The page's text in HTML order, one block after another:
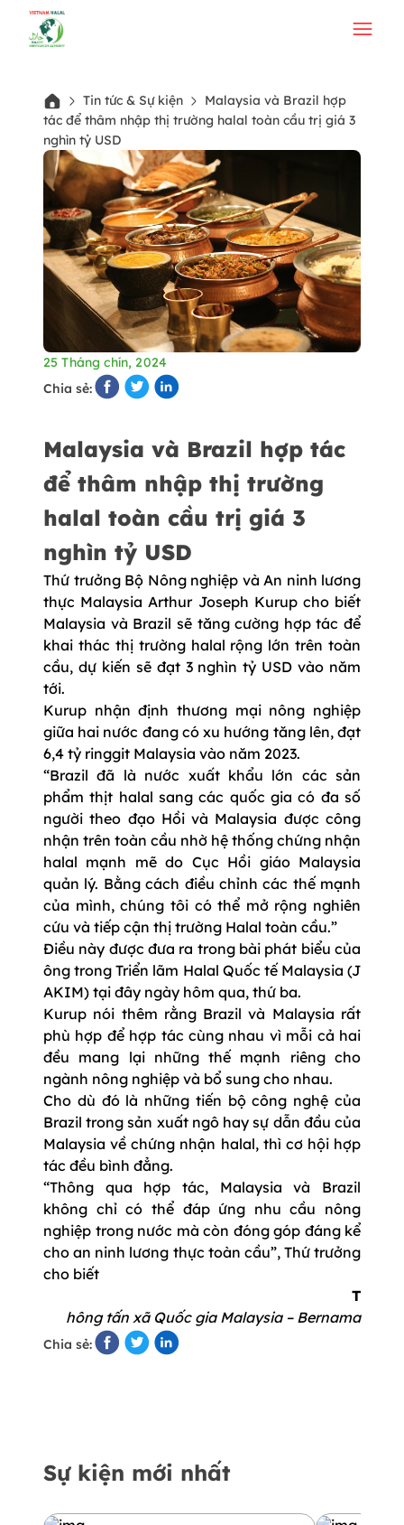
Tin tức & Sự kiện
Malaysia và Brazil hợp
tác để thâm nhập thị trường halal toàn cầu trị giá 3
nghìn tỷ USD
25 Tháng chín, 2024
Chia sẻ:
Malaysia và Brazil hợp tác
để thâm nhập thị trường
halal toàn cầu trị giá 3
nghìn tỷ USD
Thứ trưởng Bộ Nông nghiệp và An ninh lương
thực Malaysia Arthur Joseph Kurup cho biết
Malaysia và Brazil sẽ tăng cường hợp tác để
khai thác thị trường halal rộng lớn trên toàn
cầu, dự kiến sẽ đạt 3 nghìn tỷ USD vào năm
tới.
Kurup nhận định thương mại nông nghiệp
giữa hai nước đang có xu hướng tăng lên, đạt
6,4 tỷ ringgit Malaysia vào năm 2023.
“Brazil đã là nước xuất khẩu lớn các sản
phẩm thịt halal sang các quốc gia có đa số
người theo đạo Hồi và Malaysia được công
nhận trên toàn cầu nhờ hệ thống chứng nhận
halal mạnh mẽ do Cục Hồi giáo Malaysia
quản lý. Bằng cách điều chỉnh các thế mạnh
của mình, chúng tôi có thể mở rộng nghiên
cứu và tiếp cận thị trường Halal toàn cầu.”
Điều này được đưa ra trong bài phát biểu của
ông trong Triển lãm Halal Quốc tế Malaysia (J
AKIM) tại đây ngày hôm qua, thứ ba.
Kurup nói thêm rằng Brazil và Malaysia rất
phù hợp để hợp tác cùng nhau vì mỗi cả hai
đều mang lại những thế mạnh riêng cho
ngành nông nghiệp và bổ sung cho nhau.
Cho dù đó là những tiến bộ công nghệ của
Brazil trong sản xuất ngô hay sự dẫn đầu của
Malaysia về chứng nhận halal, thì cơ hội hợp
tác đều bình đẳng.
“Thông qua hợp tác, Malaysia và Brazil
không chỉ có thể đáp ứng nhu cầu nông
nghiệp trong nước mà còn đóng góp đáng kể
cho an ninh lương thực toàn cầu”, Thứ trưởng
cho biết
T
hông tấn xã Quốc gia Malaysia – Bernama
Chia sẻ:
Sự kiện mới nhất